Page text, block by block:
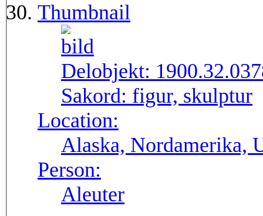
Thumbnail
Delobjekt:
Sakord: figur, skulptur
Location:
Alaska, Nordamerika,
Person:
Aleuter